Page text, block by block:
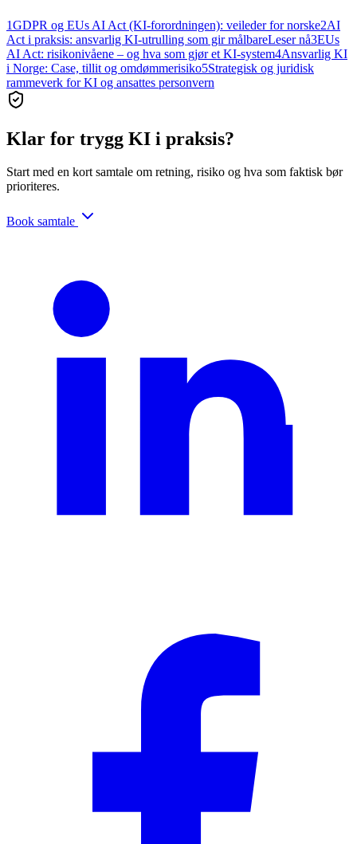
1GDPR og EUs AI Act (KI-forordningen): veileder for norske2AI
Act i praksis: ansvarlig KI-utrulling som gir målbareLeser nå3EUs
AI Act: risikonivåene – og hva som gjør et KI-system4Ansvarlig KI
i Norge: Case, tillit og omdømmerisiko5Strategisk og juridisk
rammeverk for KI og ansattes personvern
Klar for trygg KI i praksis?
Start med en kort samtale om retning, risiko og hva som faktisk bør
prioriteres.
Book samtale